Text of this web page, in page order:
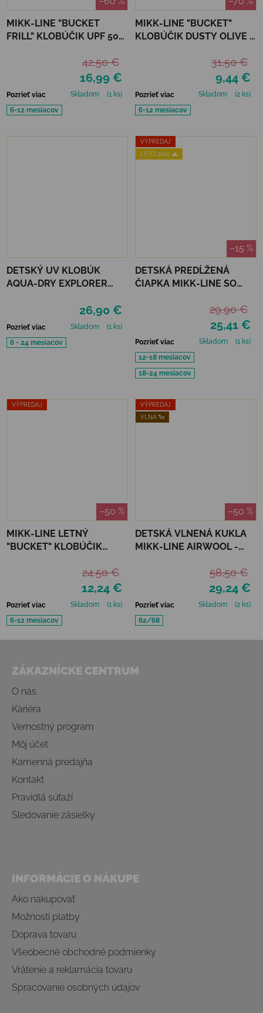
MIKK-LINE "BUCKET
FRILL" KLOBÚČIK UPF 50+
16,99 €
42,50 €
Pozrieť viac Skladom
(1 ks)
6-12 mesiacov
MIKK-LINE "BUCKET"
KLOBÚČIK DUSTY OLIVE -
9,44 €
31,50 €
Pozrieť viac Skladom
(2 ks)
6-12 mesiacov
DETSKÝ UV KLOBÚK
AQUA-DRY EXPLORER
26,90 €
Pozrieť viac Skladom
(1 ks)
6 - 24 mesiacov
VÝPREDAJ
LETO 2026 🌊
–15 %
DETSKÁ PREDĹŽENÁ
ČIAPKA MIKK-LINE SO
25,41 €
29,90 €
Pozrieť viac Skladom
(1 ks)
12-18 mesiacov
18-24 mesiacov
VÝPREDAJ
–50 %
MIKK-LINE LETNÝ
"BUCKET" KLOBÚČIK
12,24 €
24,50 €
Pozrieť viac Skladom
(1 ks)
6-12 mesiacov
VÝPREDAJ
VLNA 🐑
–50 %
DETSKÁ VLNENÁ KUKLA
MIKK-LINE AIRWOOL -
29,24 €
58,50 €
Pozrieť viac Skladom
(2 ks)
62/68
ZÁKAZNÍCKE CENTRUM
O nás
Kariéra
Vernostný program
Môj účet
Kamenná predajňa
Kontakt
Pravidlá súťaží
Sledovanie zásielky
INFORMÁCIE O NÁKUPE
Ako nakupovať
Možnosti platby
Doprava tovaru
Všeobecné obchodné podmienky
Vrátenie a reklamácia tovaru
Spracovanie osobných údajov